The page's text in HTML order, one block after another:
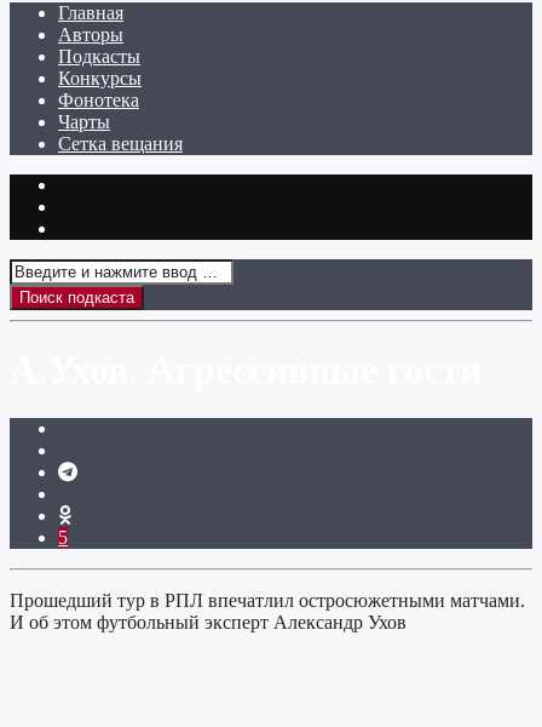
Главная
Авторы
Подкасты
Конкурсы
Фонотека
Чарты
Сетка вещания
5
Прошедший тур в РПЛ впечатлил остросюжетными матчами.
И об этом футбольный эксперт Александр Ухов